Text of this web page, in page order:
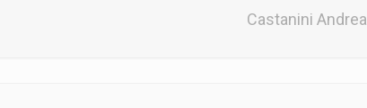
Castanini Andrea